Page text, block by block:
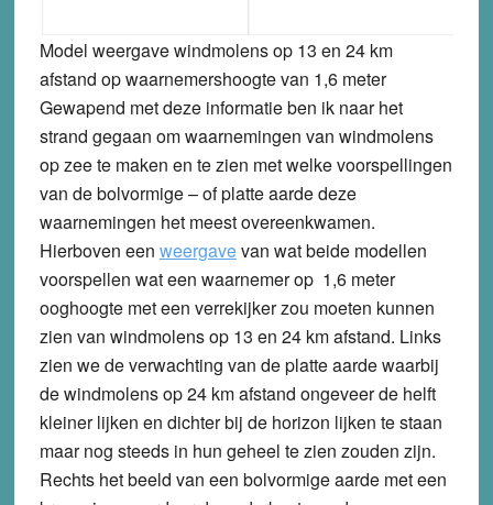
Model weergave windmolens op 13 en 24 km
afstand op waarnemershoogte van 1,6 meter
Gewapend met deze informatie ben ik naar het
strand gegaan om waarnemingen van windmolens
op zee te maken en te zien met welke voorspellingen
van de bolvormige – of platte aarde deze
waarnemingen het meest overeenkwamen.
Hierboven een weergavevan wat beide modellen
voorspellen wat een waarnemer op 1,6 meter
ooghoogte met een verrekijker zou moeten kunnen
zien van windmolens op 13 en 24 km afstand. Links
zien we de verwachting van de platte aarde waarbij
de windmolens op 24 km afstand ongeveer de helft
kleiner lijken en dichter bij de horizon lijken te staan
maar nog steeds in hun geheel te zien zouden zijn.
Rechts het beeld van een bolvormige aarde met een